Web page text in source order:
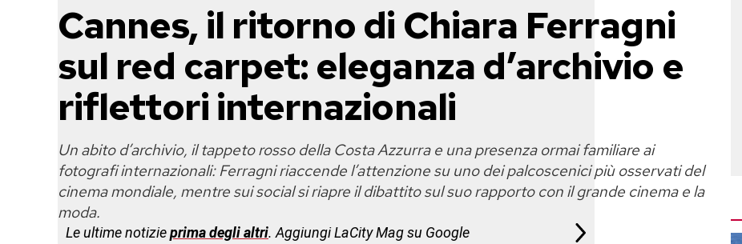
Cannes, il ritorno di Chiara Ferragni
sul red carpet: eleganza d’archivio e
riflettori internazionali
Un abito d’archivio, il tappeto rosso della Costa Azzurra e una presenza ormai familiare ai
fotografi internazionali: Ferragni riaccende l’attenzione su uno dei palcoscenici più osservati del
cinema mondiale, mentre sui social si riapre il dibattito sul suo rapporto con il grande cinema e la
moda.
Le ultime notizieprima degli altri. Aggiungi LaCity Mag su Google